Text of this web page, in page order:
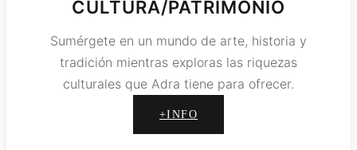
CULTURA/PATRIMONIO
Sumérgete en un mundo de arte, historia y
tradición mientras exploras las riquezas
culturales que Adra tiene para ofrecer.
+INFO